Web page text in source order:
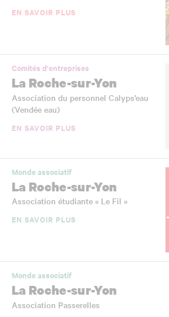
EN SAVOIR PLUS
Comités d'entreprises
La Roche-sur-Yon
Association du personnel Calyps’eau
(Vendée eau)
EN SAVOIR PLUS
Monde associatif
La Roche-sur-Yon
Association étudiante « Le Fil »
EN SAVOIR PLUS
Monde associatif
La Roche-sur-Yon
Association Passerelles